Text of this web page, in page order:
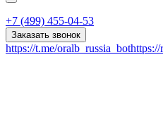
+7 (499) 455-04-53
Заказать звонок
https://t.me/oralb_russia_bot